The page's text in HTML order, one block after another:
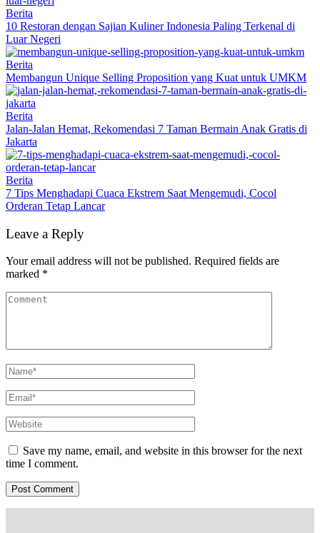
Berita
10 Restoran dengan Sajian Kuliner Indonesia Paling Terkenal di
Luar Negeri
Berita
Membangun Unique Selling Proposition yang Kuat untuk UMKM
Berita
Jalan-Jalan Hemat, Rekomendasi 7 Taman Bermain Anak Gratis di
Jakarta
Berita
7 Tips Menghadapi Cuaca Ekstrem Saat Mengemudi, Cocol
Orderan Tetap Lancar
Leave a Reply
Your email address will not be published. Required fields are
marked *
Save my name, email, and website in this browser for the next
time I comment.